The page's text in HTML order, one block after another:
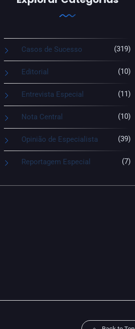
Casos de Sucesso (319)
Editorial (10)
Entrevista Especial (11)
Nota Central (10)
Opinião de Especialista (39)
Reportagem Especial (7)